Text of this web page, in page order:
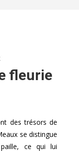
fleurie
des trésors de
se distingue
ce qui lui